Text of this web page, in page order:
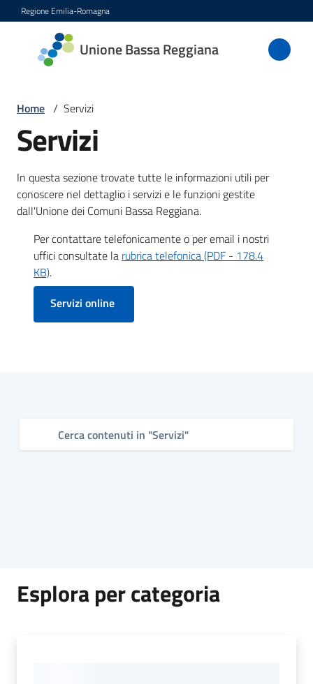
Vai al contenuto
Vai alla navigazione
Vai al footer
Regione Emilia-Romagna
Unione Bassa Reggiana
Unione
Bassa
Amministrazione
Novità
Menu selezionato
Vivere
l'Unione
Home / Servizi
Servizi
In questa sezione trovate tutte le informazioni utili per
conoscere nel dettaglio i servizi e le funzioni gestite
dall'Unione dei Comuni Bassa Reggiana.
Per contattare telefonicamente o per email i nostri
uffici consultate la rubrica telefonica (PDF - 178.4
KB).
Servizi online
Esplora per categoria